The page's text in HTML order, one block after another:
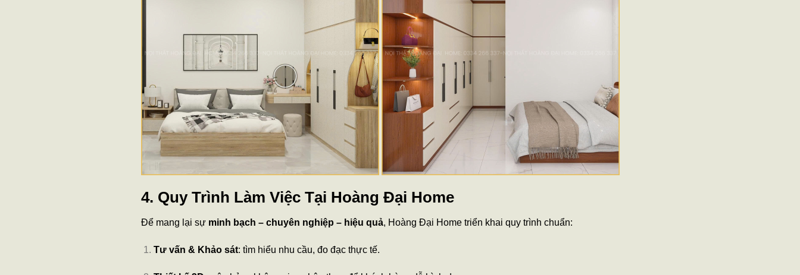
4. Quy Trình Làm Việc Tại Hoàng Đại Home
Để mang lại sự minh bạch – chuyên nghiệp – hiệu quả, Hoàng Đại Home triển khai quy trình chuẩn:
Tư vấn & Khảo sát: tìm hiểu nhu cầu, đo đạc thực tế.